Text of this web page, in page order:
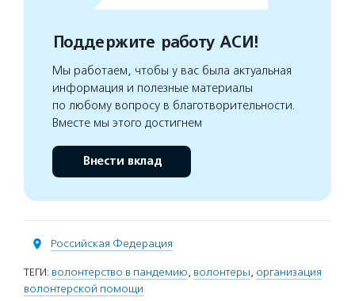
Поддержите работу АСИ!
Мы работаем, чтобы у вас была актуальная
информация и полезные материалы
по любому вопросу в благотворительности.
Вместе мы этого достигнем
Внести вклад
Российская Федерация
ТЕГИ: волонтерство в пандемию, волонтеры, организация
волонтерской помощи